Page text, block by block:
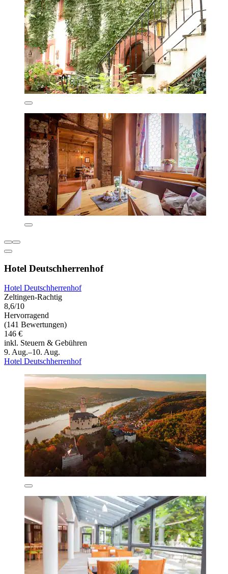
Hotel Deutschherrenhof
Hotel Deutschherrenhof
Zeltingen-Rachtig
8,6/10
Hervorragend
(141 Bewertungen)
146 €
inkl. Steuern & Gebühren
9. Aug.–10. Aug.
Hotel Deutschherrenhof